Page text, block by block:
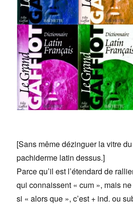
[Sans même dézinguer la vitre
pachiderme latin dessus.]
Parce qu’il est l’étendard de
qui connaissent « cum », mais
si « alors que », c’est + ind. ou